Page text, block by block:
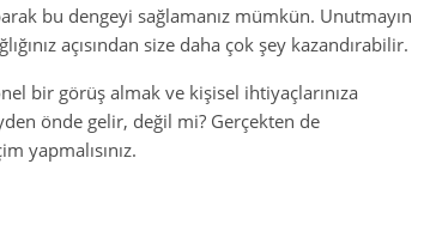
bu dengeyi sağlamanız mümkün. Unutmayın
açısından size daha çok şey kazandırabilir.
bir görüş almak ve kişisel ihtiyaçlarınıza
önde gelir, değil mi? Gerçekten de
yapmalısınız.